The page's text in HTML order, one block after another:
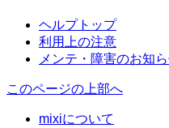
ヘルプトップ
利用上の注意
メンテ・障害のお知
このページの上部へ
mixiについて